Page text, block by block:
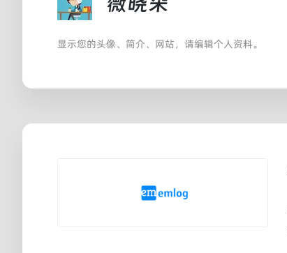
显示您的头像、简介、网站，请编辑个人资料。